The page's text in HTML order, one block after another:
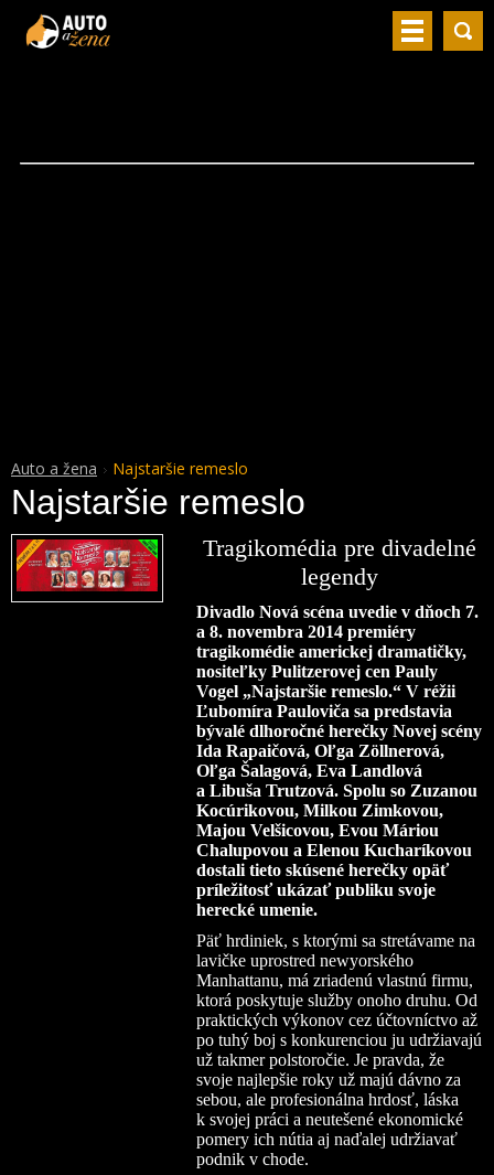
Auto a žena Najstaršie remeslo
Najstaršie remeslo
Tragikomédia pre divadelné
legendy
Divadlo Nová scéna uvedie v dňoch 7.
a 8. novembra 2014 premiéry
tragikomédie americkej dramatičky,
nositeľky Pulitzerovej cen Pauly
Vogel „Najstaršie remeslo.“ V réžii
Ľubomíra Pauloviča sa predstavia
bývalé dlhoročné herečky Novej scény
Ida Rapaičová, Oľga Zöllnerová,
Oľga Šalagová, Eva Landlová
a Libuša Trutzová. Spolu so Zuzanou
Kocúrikovou, Milkou Zimkovou,
Majou Velšicovou, Evou Máriou
Chalupovou a Elenou Kucharíkovou
dostali tieto skúsené herečky opäť
príležitosť ukázať publiku svoje
herecké umenie.
Päť hrdiniek, s ktorými sa stretávame na
lavičke uprostred newyorského
Manhattanu, má zriadenú vlastnú firmu,
ktorá poskytuje služby onoho druhu. Od
praktických výkonov cez účtovníctvo až
po tuhý boj s konkurenciou ju udržiavajú
už takmer polstoročie. Je pravda, že
svoje najlepšie roky už majú dávno za
sebou, ale profesionálna hrdosť, láska
k svojej práci a neutešené ekonomické
pomery ich nútia aj naďalej udržiavať
podnik v chode.